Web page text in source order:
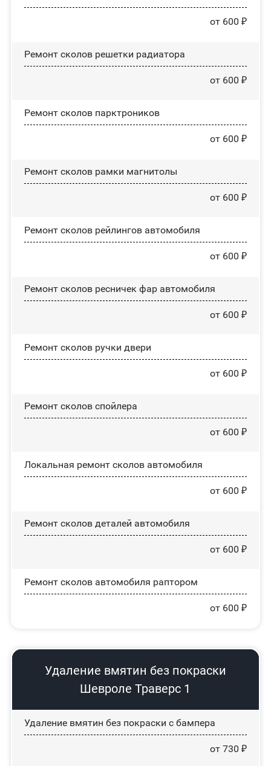
от 600 ₽
Ремонт сколов решетки радиатора
от 600 ₽
Ремонт сколов парктроников
от 600 ₽
Ремонт сколов рамки магнитолы
от 600 ₽
Ремонт сколов рейлингов автомобиля
от 600 ₽
Ремонт сколов ресничек фар автомобиля
от 600 ₽
Ремонт сколов ручки двери
от 600 ₽
Ремонт сколов спойлера
от 600 ₽
Локальная ремонт сколов автомобиля
от 600 ₽
Ремонт сколов деталей автомобиля
от 600 ₽
Ремонт сколов автомобиля раптором
от 600 ₽
Удаление вмятин без покраски
Шевроле Траверс 1
Удаление вмятин без покраски с бампера
от 730 ₽